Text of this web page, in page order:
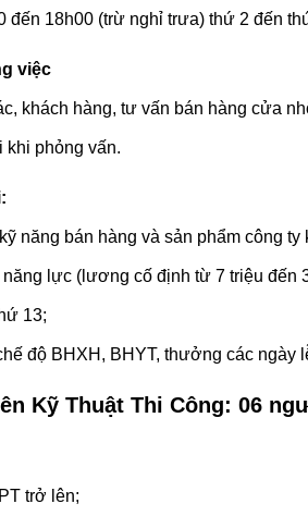
đến 18h00 (trừ nghỉ trưa) thứ 2 đến
việc
khách hàng, tư vấn bán hàng cửa
khi phỏng vấn.
năng bán hàng và sản phẩm công ty
lực (lương cố định từ 7 triệu đến
13;
độ BHXH, BHYT, thưởng các ngày
Kỹ Thuật Thi Công: 06
trở lên;